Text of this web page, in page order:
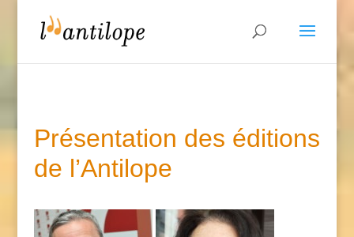
Présentation des éditions
de l’Antilope